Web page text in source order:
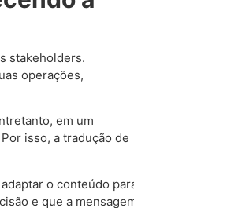
stakeholders.
operações,
em um
isso, a tradução de
o conteúdo para
e que a mensagem